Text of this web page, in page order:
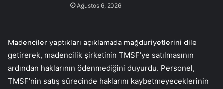
Ağustos 6, 2026
Madenciler yaptıkları açıklamada mağduriyetlerini dile
getirerek, madencilik şirketinin TMSF’ye satılmasının
ardından haklarının ödenmediğini duyurdu. Personel,
TMSF’nin satış sürecinde haklarını kaybetmeyeceklerinin